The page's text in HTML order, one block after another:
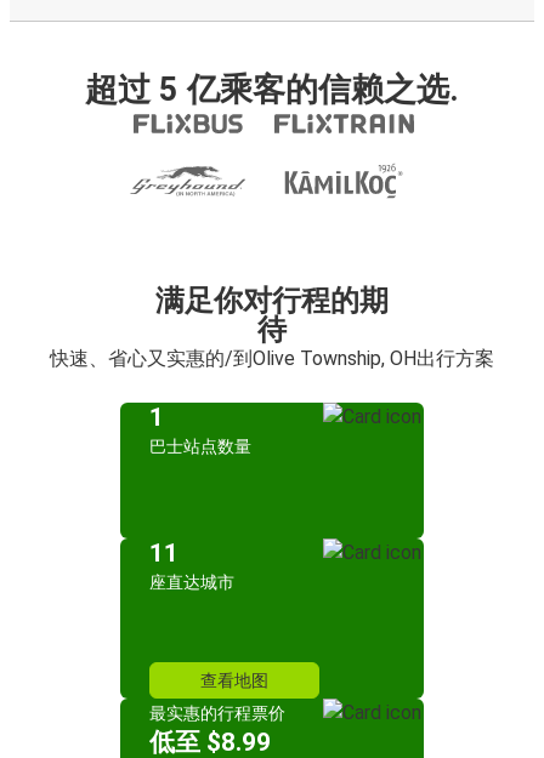
超过 5 亿乘客的信赖之选.
满足你对行程的期
待
快速、省心又实惠的/到Olive Township, OH出行方案
1
巴士站点数量
11
座直达城市
查看地图
最实惠的行程票价
低至 $8.99